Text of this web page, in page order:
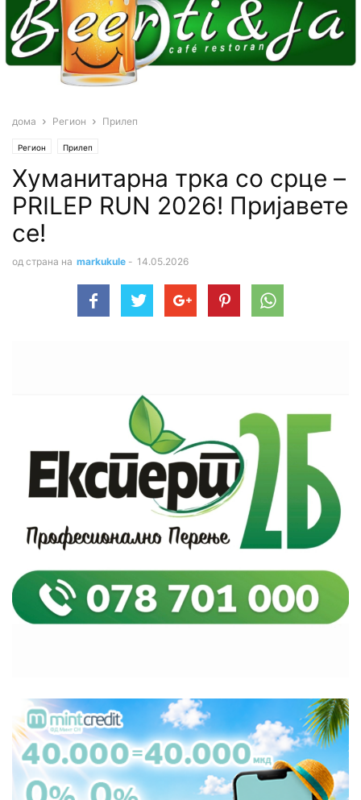
дома Регион Прилеп
Регион Прилеп
Хуманитарна трка со срце –
PRILEP RUN 2026! Пријавете
се!
од страна на markukule - 14.05.2026